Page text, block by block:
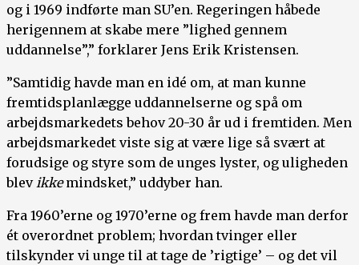
og i 1969 indførte man SU’en. Regeringen håbede
herigennem at skabe mere ”lighed gennem
uddannelse”,” forklarer Jens Erik Kristensen.
”Samtidig havde man en idé om, at man kunne
fremtidsplanlægge uddannelserne og spå om
arbejdsmarkedets behov 20-30 år ud i fremtiden. Men
arbejdsmarkedet viste sig at være lige så svært at
forudsige og styre som de unges lyster, og uligheden
blevikkemindsket,” uddyber han.
Fra 1960’erne og 1970’erne og frem havde man derfor
ét overordnet problem; hvordan tvinger eller
tilskynder vi unge til at tage de ’rigtige’ – og det vil